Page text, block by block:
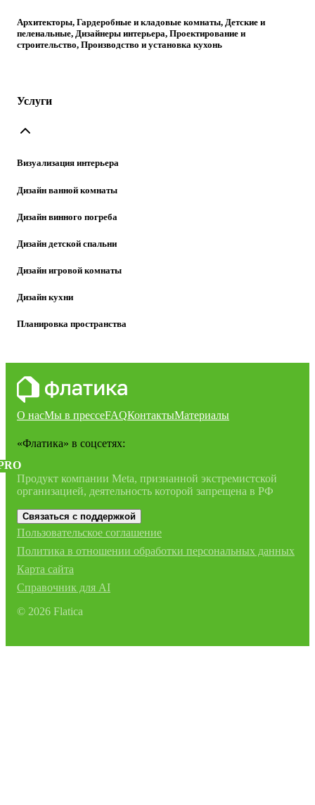
Архитекторы, Гардеробные и кладовые комнаты, Детские и
пеленальные, Дизайнеры интерьера, Проектирование и
строительство, Производство и установка кухонь
Услуги
Визуализация интерьера
Дизайн ванной комнаты
Дизайн винного погреба
Дизайн детской спальни
Дизайн игровой комнаты
Дизайн кухни
Планировка пространства
О насМы в прессеFAQКонтактыМатериалы
«Флатика» в соцсетях:
Продукт компании Meta, признанной экстремистской
организацией, деятельность которой запрещена в РФ
Связаться с поддержкой
Пользовательское соглашение
Политика в отношении обработки персональных данных
Карта сайта
Справочник для AI
© 2026 Flatica